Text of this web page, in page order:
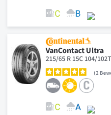
VanContact Ultra
215/65 R 15C 104/102T
2